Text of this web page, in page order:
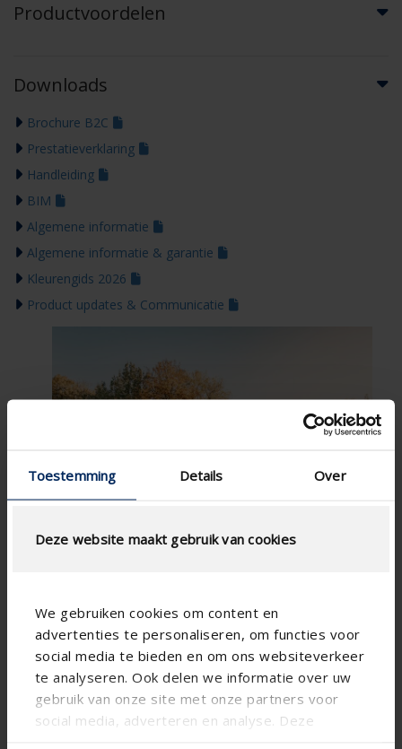
Toestemming Details Over
Deze website maakt gebruik van cookies
We gebruiken cookies om content en
advertenties te personaliseren, om functies voor
social media te bieden en om ons websiteverkeer
te analyseren. Ook delen we informatie over uw
gebruik van onze site met onze partners voor
social media, adverteren en analyse. Deze
Productvoordelen
Downloads
Brochure B2C
Prestatieverklaring
Handleiding
BIM
Algemene informatie
Algemene informatie & garantie
Kleurengids 2026
Product updates & Communicatie